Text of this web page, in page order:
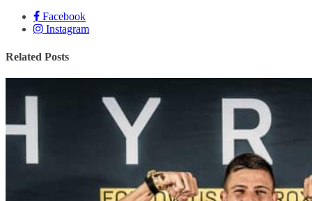
Facebook
Instagram
Related Posts